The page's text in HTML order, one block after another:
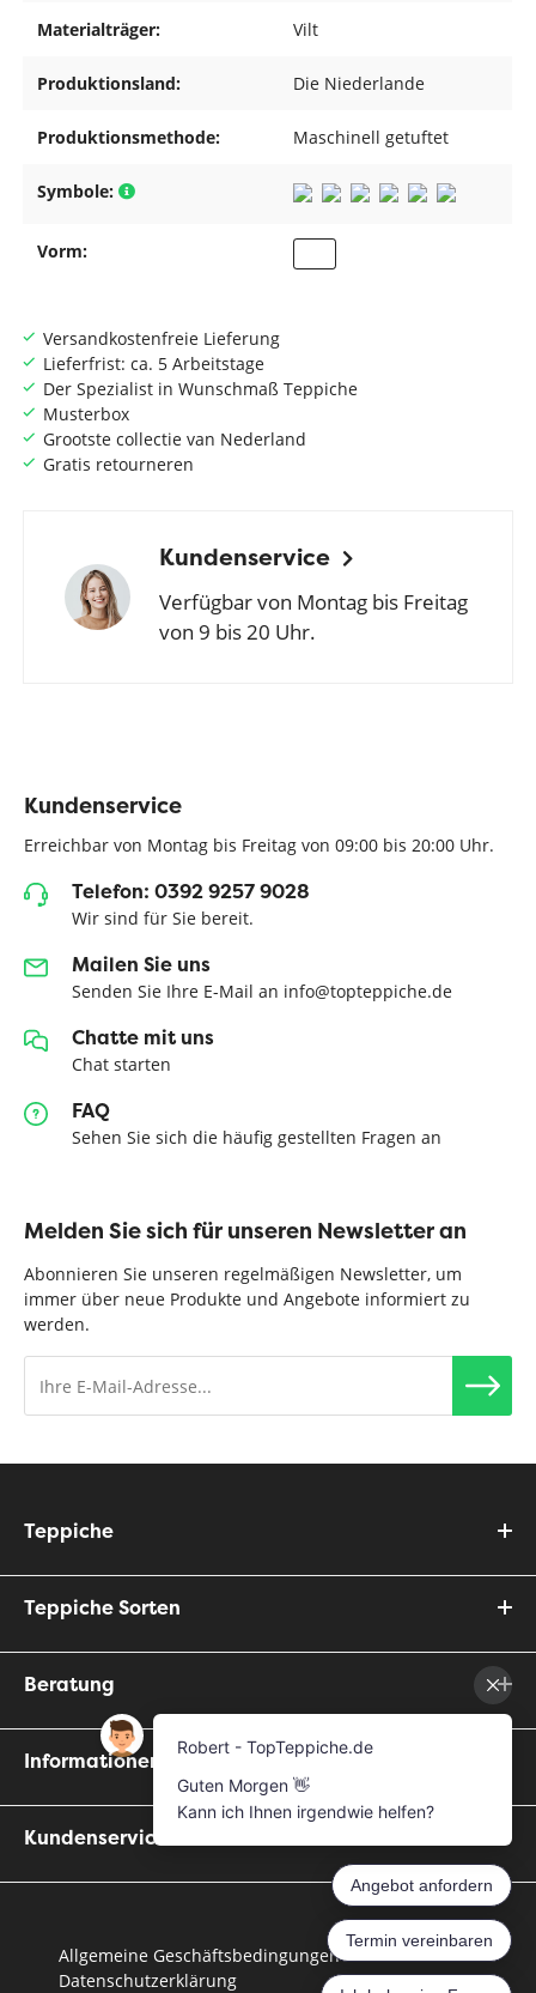
Versandkostenfreie Lieferung
Lieferfrist: ca. 5 Arbeitstage
Der Spezialist in Wunschmaß Teppiche
Musterbox
Grootste collectie van Nederland
Gratis retourneren
Kundenservice
Verfügbar von Montag bis Freitag
von 9 bis 20 Uhr.
Materialträger: Vilt
Produktionsland: Die Niederlande
Produktionsmethode: Maschinell getuftet
Symbole:
Vorm:
Kundenservice
Erreichbar von Montag bis Freitag von 09:00 bis 20:00 Uhr.
Telefon: 0392 9257 9028
Wir sind für Sie bereit.
Mailen Sie uns
Senden Sie Ihre E-Mail an info@topteppiche.de
Chatte mit uns
Chat starten
FAQ
Sehen Sie sich die häufig gestellten Fragen an
Melden Sie sich für unseren Newsletter an
Abonnieren Sie unseren regelmäßigen Newsletter, um
immer über neue Produkte und Angebote informiert zu
werden.
Teppiche
Teppiche Sorten
Beratung
Informationen
Kundenservice
Allgemeine Geschäftsbedingungen
Datenschutzerklärung